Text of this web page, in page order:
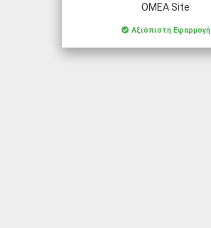
OMEA Site
Αξιόπιστη Εφαρμογή